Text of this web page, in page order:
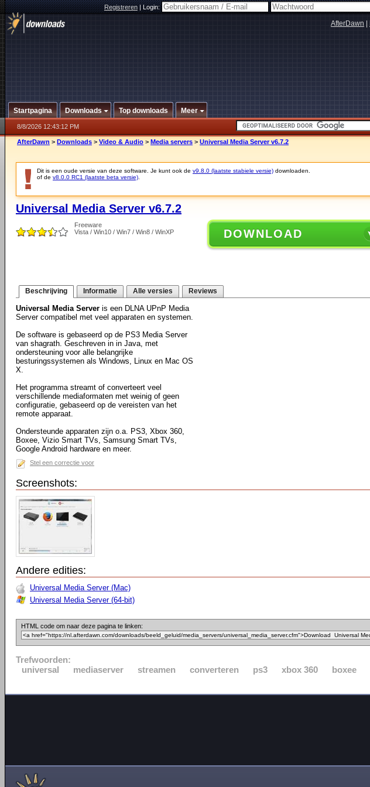
Registreren|Login:
AfterDawn
Startpagina Downloads Top downloads Meer
8/8/2026 12:43:12 PM
AfterDawn > Downloads > Video & Audio > Media servers > Universal Media Server v6.7.2
Dit is een oude versie van deze software. Je kunt ook de v9.8.0 (laatste stabiele versie) downloaden.
of de v8.0.0 RC1 (laatste beta versie)
Universal Media Server v6.7.2
Freeware
Vista / Win10 / Win7 / Win8 / WinXP
DOWNLOAD
Beschrijving Informatie Alle versies Reviews
Universal Media Server is een DLNA UPnP Media
Server compatibel met veel apparaten en systemen.
De software is gebaseerd op de PS3 Media Server
van shagrath. Geschreven in in Java, met
ondersteuning voor alle belangrijke
besturingssystemen als Windows, Linux en Mac OS
X.
Het programma streamt of converteert veel
verschillende mediaformaten met weinig of geen
configuratie, gebaseerd op de vereisten van het
remote apparaat.
Ondersteunde apparaten zijn o.a. PS3, Xbox 360,
Boxee, Vizio Smart TVs, Samsung Smart TVs,
Google Android hardware en meer.
Stel een correctie voor
Screenshots:
Andere edities:
Universal Media Server (Mac)
Universal Media Server (64-bit)
HTML code om naar deze pagina te linken:
Trefwoorden:
universal
mediaserver streamen converteren ps3 xbox 360 boxee